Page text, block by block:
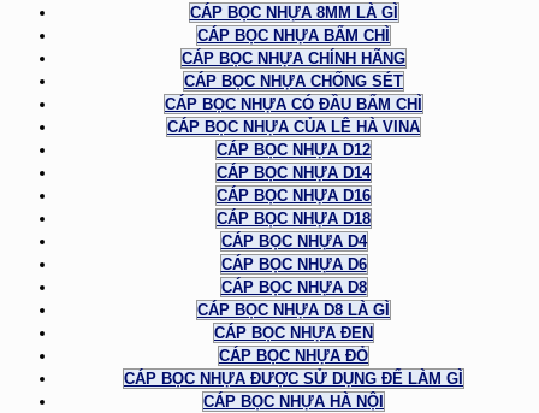
CÁP BỌC NHỰA 8MM LÀ GÌ
CÁP BỌC NHỰA BẤM CHÌ
CÁP BỌC NHỰA CHÍNH HÃNG
CÁP BỌC NHỰA CHỐNG SÉT
CÁP BỌC NHỰA CÓ ĐẦU BẤM CHÌ
CÁP BỌC NHỰA CỦA LÊ HÀ VINA
CÁP BỌC NHỰA D12
CÁP BỌC NHỰA D14
CÁP BỌC NHỰA D16
CÁP BỌC NHỰA D18
CÁP BỌC NHỰA D4
CÁP BỌC NHỰA D6
CÁP BỌC NHỰA D8
CÁP BỌC NHỰA D8 LÀ GÌ
CÁP BỌC NHỰA ĐEN
CÁP BỌC NHỰA ĐỎ
CÁP BỌC NHỰA ĐƯỢC SỬ DỤNG ĐỂ LÀM GÌ
CÁP BỌC NHỰA HÀ NỘI